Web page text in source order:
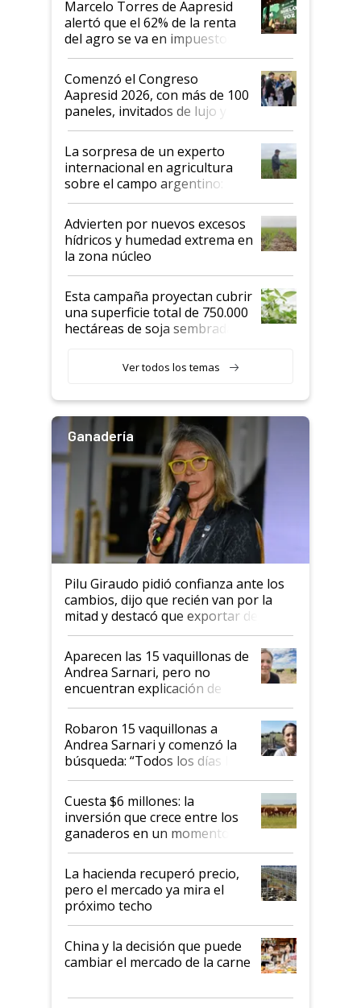
Marcelo Torres de Aapresid
alertó que el 62% de la renta
del agro se va en impuestos:
"No es bueno que en
Argentina se sigan discutiendo
las mismas cosas de hace 50
años"
Comenzó el Congreso
Aapresid 2026, con más de 100
paneles, invitados de lujo y
todas las tendencias
La sorpresa de un experto
internacional en agricultura
sobre el campo argentino:
"Estoy muy impresionado"
Advierten por nuevos excesos
hídricos y humedad extrema en
la zona núcleo
Esta campaña proyectan cubrir
una superficie total de 750.000
hectáreas de soja sembradas
variedades que marcan un
salto tecnológico en genética y
Ver todos los temas
Ganadería
Pilu Giraudo pidió confianza ante los
cambios, dijo que recién van por la
mitad y destacó que exportar dejó de
ser "para unos pocos": "Tenemos un
mandato muy claro del gobierno
nacional"
Aparecen las 15 vaquillonas de
Andrea Sarnari, pero no
encuentran explicación de
cómo llegaron allí
Robaron 15 vaquillonas a
Andrea Sarnari y comenzó la
búsqueda: “Todos los días le
toca a algún productor”
Cuesta $6 millones: la
inversión que crece entre los
ganaderos en un momento
histórico para la actividad
La hacienda recuperó precio,
pero el mercado ya mira el
próximo techo
China y la decisión que puede
cambiar el mercado de la carne